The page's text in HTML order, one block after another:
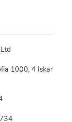
1000, 4 Iskar